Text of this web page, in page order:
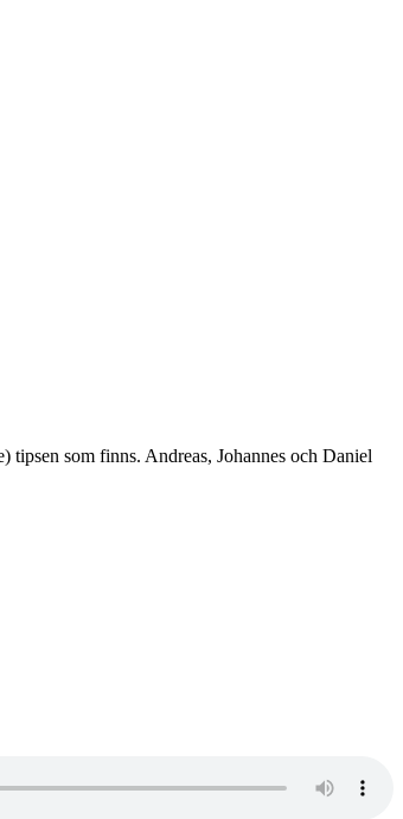
tipsen som finns. Andreas, Johannes och Daniel